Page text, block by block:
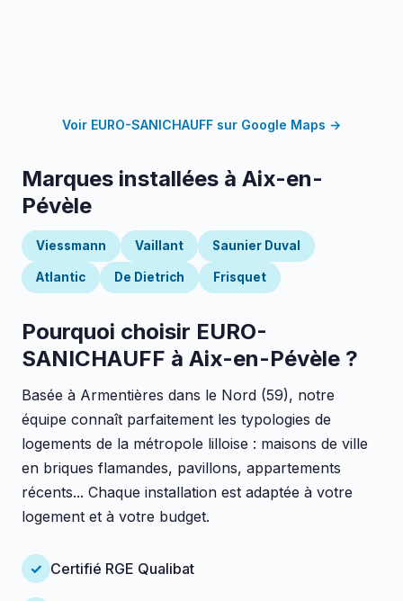
Voir EURO-SANICHAUFF sur Google Maps →
Marques installées à Aix-en-
Pévèle
Viessmann Vaillant Saunier Duval
Atlantic De Dietrich Frisquet
Pourquoi choisir EURO-
SANICHAUFF à Aix-en-Pévèle ?
Basée à Armentières dans le Nord (59), notre
équipe connaît parfaitement les typologies de
logements de la métropole lilloise : maisons de ville
en briques flamandes, pavillons, appartements
récents... Chaque installation est adaptée à votre
logement et à votre budget.
✓ Certifié RGE Qualibat